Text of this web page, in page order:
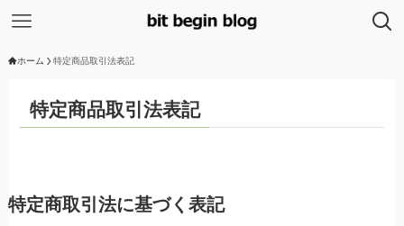
ホーム 特定商品取引法表記
特定商品取引法表記
特定商取引法に基づく表記